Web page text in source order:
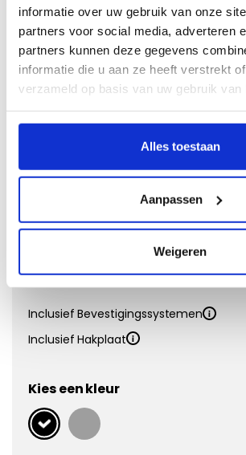
informatie over uw gebruik van onze
partners voor social media, adverteren
partners kunnen deze gegevens
informatie die u aan ze heeft verstrekt
verzameld op basis van uw gebruik van
Alles toestaan
Aanpassen
Weigeren
Naaldvilt
Doeltreffend en voordelig
39,00
Materiaal
Polypropyleen
Antislip
Kwaliteit
Inclusief Bevestigingssystemen
Inclusief Hakplaat
Kies een kleur